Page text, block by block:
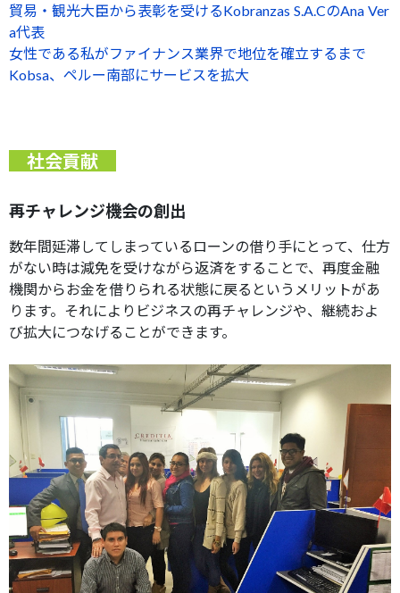
貿易・観光大臣から表彰を受けるKobranzas S.A.CのAna Ver
a代表
女性である私がファイナンス業界で地位を確立するまで
Kobsa、ペルー南部にサービスを拡大
社会貢献
再チャレンジ機会の創出
数年間延滞してしまっているローンの借り手にとって、仕方
がない時は減免を受けながら返済をすることで、再度金融
機関からお金を借りられる状態に戻るというメリットがあ
ります。それによりビジネスの再チャレンジや、継続およ
び拡大につなげることができます。